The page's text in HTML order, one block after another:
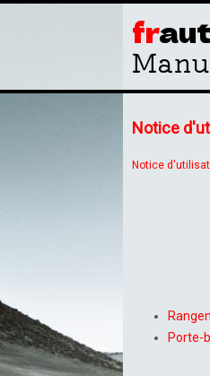
fr
Notice
Notice
Porte-